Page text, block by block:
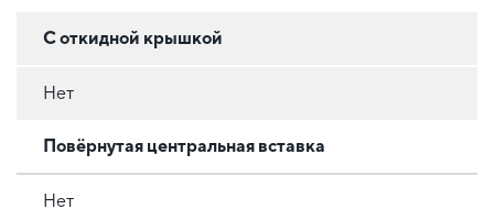
С откидной крышкой
Нет
Повёрнутая центральная вставка
Нет